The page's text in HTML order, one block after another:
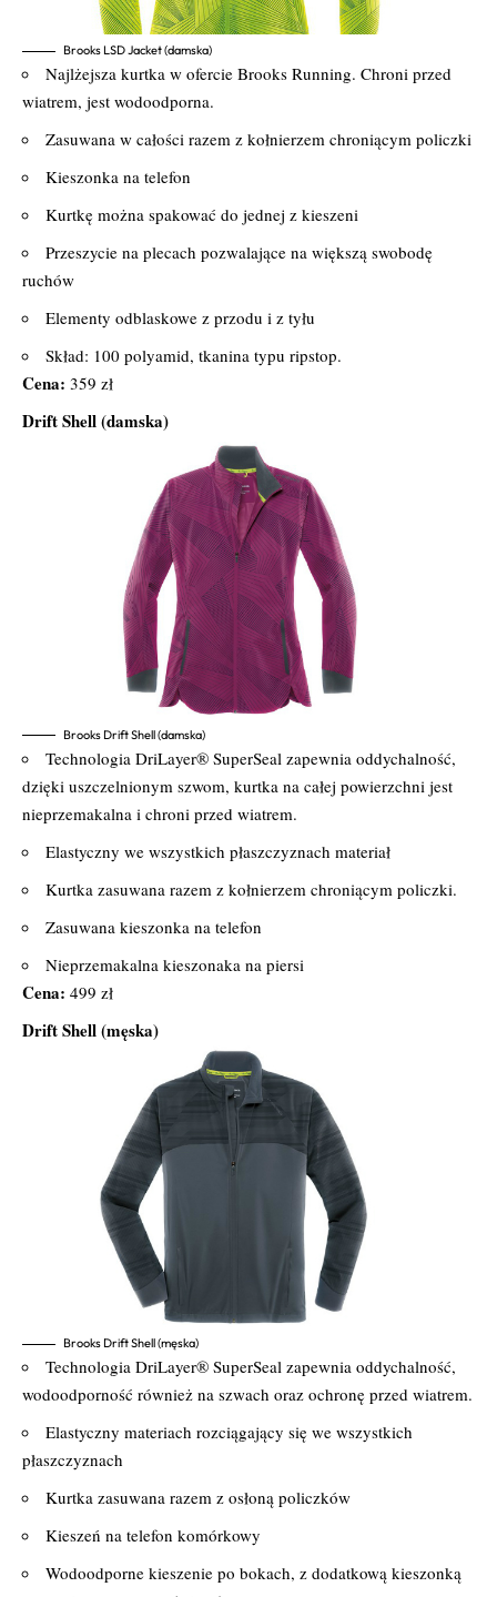
Brooks LSD Jacket (damska)
Najlżejsza kurtka w ofercie Brooks Running. Chroni przed
wiatrem, jest wodoodporna.
Zasuwana w całości razem z kołnierzem chroniącym policzki
Kieszonka na telefon
Kurtkę można spakować do jednej z kieszeni
Przeszycie na plecach pozwalające na większą swobodę
ruchów
Elementy odblaskowe z przodu i z tyłu
Skład: 100 polyamid, tkanina typu ripstop.
Cena: 359 zł
Drift Shell (damska)
Brooks Drift Shell (damska)
Technologia DriLayer® SuperSeal zapewnia oddychalność,
dzięki uszczelnionym szwom, kurtka na całej powierzchni jest
nieprzemakalna i chroni przed wiatrem.
Elastyczny we wszystkich płaszczyznach materiał
Kurtka zasuwana razem z kołnierzem chroniącym policzki.
Zasuwana kieszonka na telefon
Nieprzemakalna kieszonaka na piersi
Cena: 499 zł
Drift Shell (męska)
Brooks Drift Shell (męska)
Technologia DriLayer® SuperSeal zapewnia oddychalność,
wodoodporność również na szwach oraz ochronę przed wiatrem.
Elastyczny materiach rozciągający się we wszystkich
płaszczyznach
Kurtka zasuwana razem z osłoną policzków
Kieszeń na telefon komórkowy
Wodoodporne kieszenie po bokach, z dodatkową kieszonką